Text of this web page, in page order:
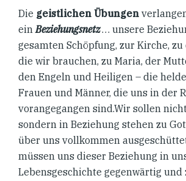
Die geistlichen Übungen
einBeziehungsnetz… unsere
gesamten Schöpfung, zur Kirche, zu
die wir brauchen, zu Maria, der
den Engeln und Heiligen – die
Frauen und Männer, die uns in der
vorangegangen sind.Wir sollen
sondern in Beziehung stehen zu
über uns vollkommen
müssen uns dieser Beziehung in
Lebensgeschichte gegenwärtig